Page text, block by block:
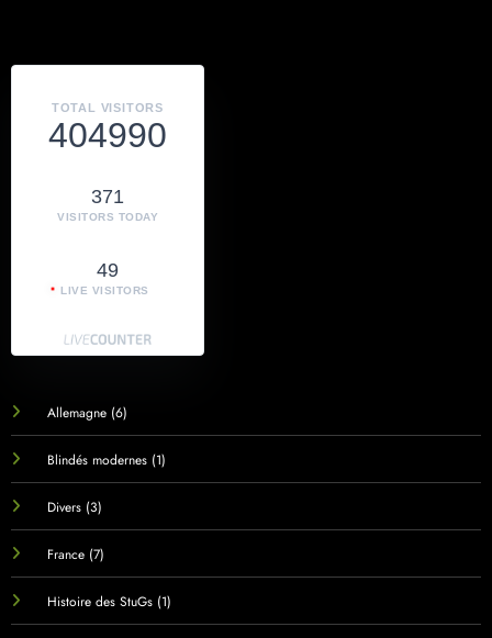
TOTAL VISITORS
404990
371
VISITORS TODAY
49
LIVE VISITORS
Allemagne(6)
Blindés modernes(1)
Divers(3)
France(7)
Histoire des StuGs(1)